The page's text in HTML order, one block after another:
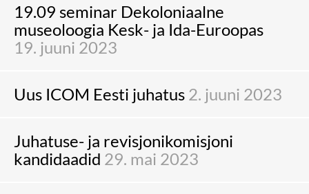
19.09 seminar Dekoloniaalne
museoloogia Kesk- ja Ida-Euroopas
19. juuni 2023
Uus ICOM Eesti juhatus 2. juuni 2023
Juhatuse- ja revisjonikomisjoni
kandidaadid 29. mai 2023